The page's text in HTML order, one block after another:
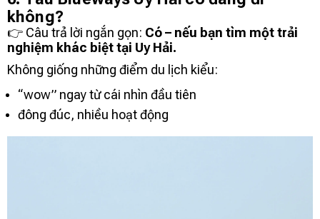
không?
👉 Câu trả lời ngắn gọn: Có – nếu bạn tìm một trải
nghiệm khác biệt tại Uy Hải.
Không giống những điểm du lịch kiểu:
“wow” ngay từ cái nhìn đầu tiên
đông đúc, nhiều hoạt động